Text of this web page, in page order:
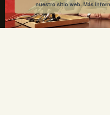
nuestro sitio web.Más